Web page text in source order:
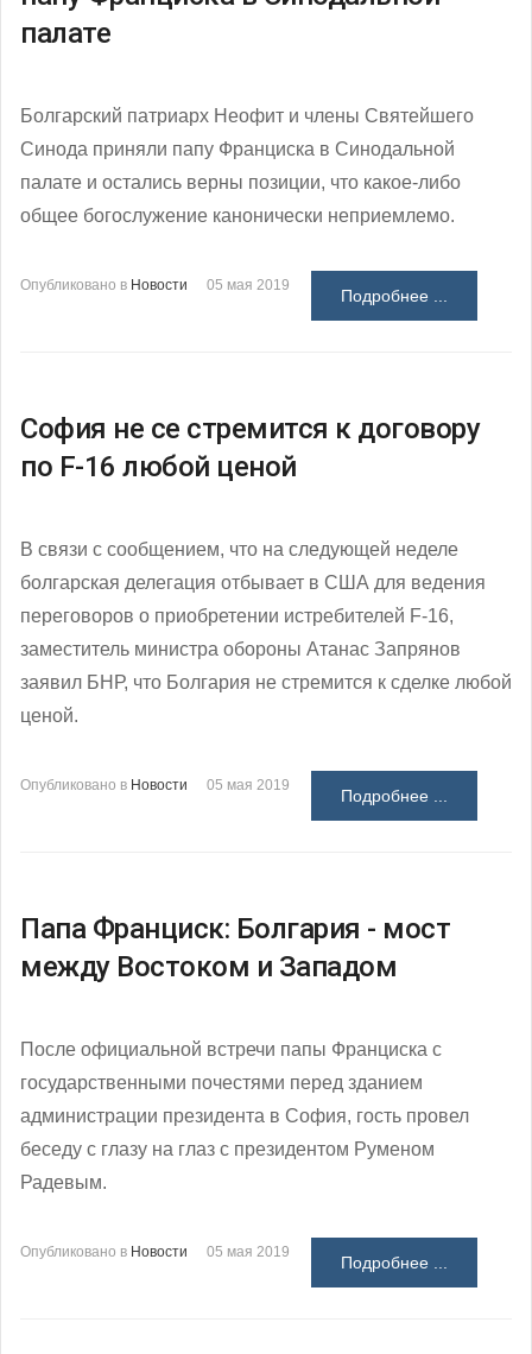
палате
Болгарский патриарх Неофит и члены Святейшего
Синода приняли папу Франциска в Синодальной
палате и остались верны позиции, что какое-либо
общее богослужение канонически неприемлемо.
Опубликовано в Новости 05 мая 2019
Подробнее ...
София не се стремится к договору
по F-16 любой ценой
В связи с сообщением, что на следующей неделе
болгарская делегация отбывает в США для ведения
переговоров о приобретении истребителей F-16,
заместитель министра обороны Атанас Запрянов
заявил БНР, что Болгария не стремится к сделке любой
ценой.
Опубликовано в Новости 05 мая 2019
Подробнее ...
Папа Франциск: Болгария - мост
между Востоком и Западом
После официальной встречи папы Франциска с
государственными почестями перед зданием
администрации президента в София, гость провел
беседу с глазу на глаз с президентом Руменом
Радевым.
Опубликовано в Новости 05 мая 2019
Подробнее ...